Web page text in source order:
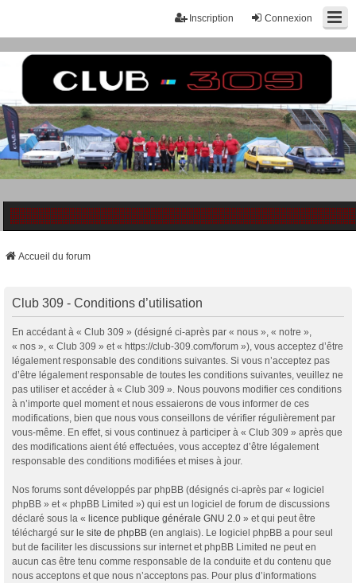
Connexion
Inscription
Accueil du forum
Club 309 - Conditions d’utilisation
En accédant à « Club 309 » (désigné ci-après par « nous », « notre »,
« nos », « Club 309 » et « https://club-309.com/forum »), vous acceptez d’être
légalement responsable des conditions suivantes. Si vous n’acceptez pas
d’être légalement responsable de toutes les conditions suivantes, veuillez ne
pas utiliser et accéder à « Club 309 ». Nous pouvons modifier ces conditions
à n’importe quel moment et nous essaierons de vous informer de ces
modifications, bien que nous vous conseillons de vérifier régulièrement par
vous-même. En effet, si vous continuez à participer à « Club 309 » après que
des modifications aient été effectuées, vous acceptez d’être légalement
responsable des conditions modifiées et mises à jour.
Nos forums sont développés par phpBB (désignés ci-après par « logiciel
phpBB » et « phpBB Limited ») qui est un logiciel de forum de discussions
déclaré sous la « licence publique générale GNU 2.0 » et qui peut être
téléchargé sur le site de phpBB (en anglais). Le logiciel phpBB a pour seul
but de faciliter les discussions sur internet et phpBB Limited ne peut en
aucun cas être tenu comme responsable de la conduite et du contenu que
nous acceptons et que nous n’acceptons pas. Pour plus d’informations